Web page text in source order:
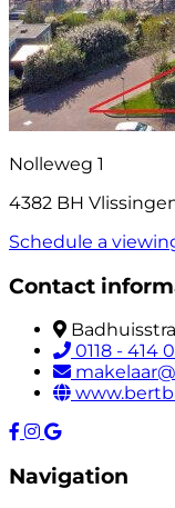
Nolleweg 1
4382 BH
Schedule a
Contact
0118 - 414
Navigation